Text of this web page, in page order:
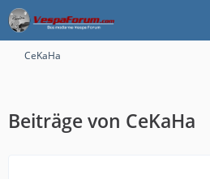
CeKaHa
Beiträge von CeKaHa